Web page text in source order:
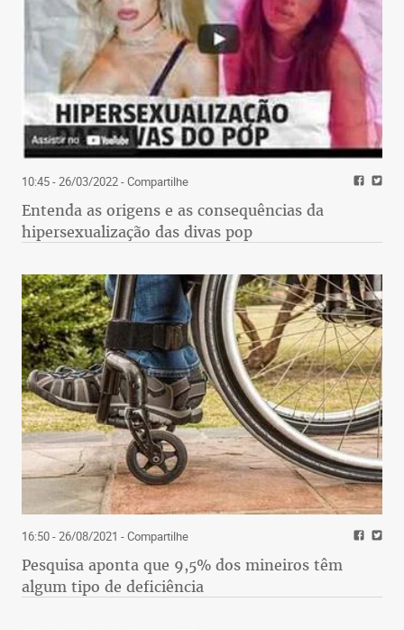
10:45 - 26/03/2022- Compartilhe
Entenda as origens e as consequências da
hipersexualização das divas pop
16:50 - 26/08/2021 - Compartilhe
Pesquisa aponta que 9,5% dos mineiros têm
algum tipo de deficiência